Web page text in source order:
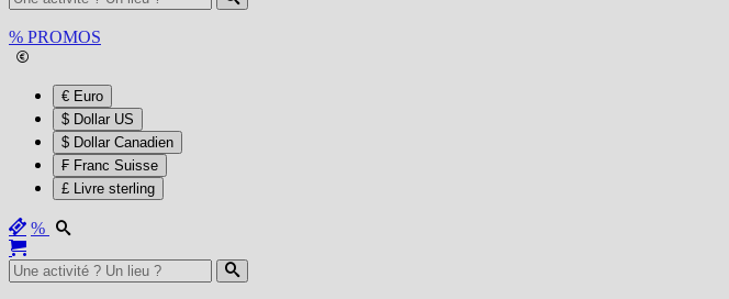
% PROMOS
€ Euro
$ Dollar US
$ Dollar Canadien
₣ Franc Suisse
£ Livre sterling
%